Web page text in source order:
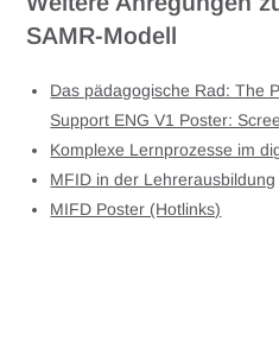
SAMR-Modell
Das pädagogische Rad: The
Support ENG V1 Poster:
Komplexe Lernprozesse im
MFID in der Lehrerausbildung
MIFD Poster (Hotlinks)